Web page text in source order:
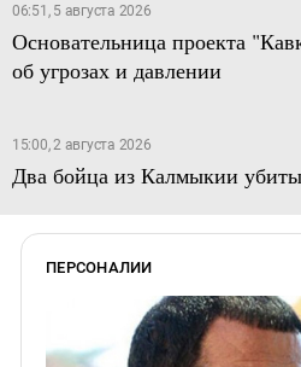
06:51, 5 августа 2026
Основательница проекта
об угрозах и давлении
15:00, 2 августа 2026
Два бойца из Калмыкии
ПЕРСОНАЛИИ